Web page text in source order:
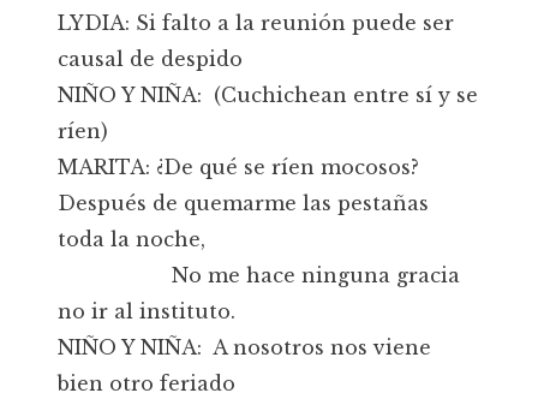
LYDIA: Si falto a la reunión puede ser
causal de despido
NIÑO Y NIÑA: (Cuchichean entre sí y se
ríen)
MARITA: ¿De qué se ríen mocosos?
Después de quemarme las pestañas
toda la noche,
No me hace ninguna gracia
no ir al instituto.
NIÑO Y NIÑA: A nosotros nos viene
bien otro feriado